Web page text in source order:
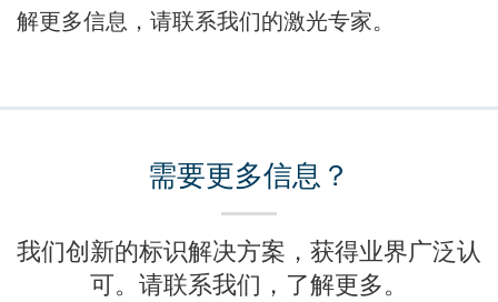
解更多信息，请联系我们的激光专家。
需要更多信息？
我们创新的标识解决方案，获得业界广泛认
可。请联系我们，了解更多。